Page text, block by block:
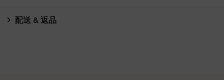
配送 & 返品